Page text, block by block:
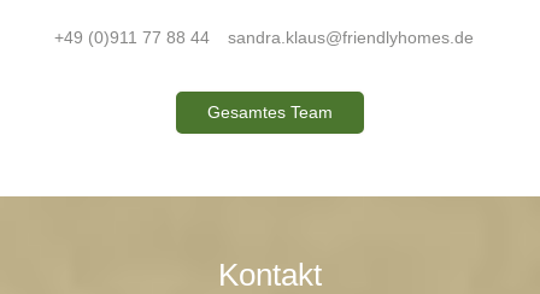
+49 (0)911 77 88 44 sandra.klaus@friendlyhomes.de
Gesamtes Team
Kontakt